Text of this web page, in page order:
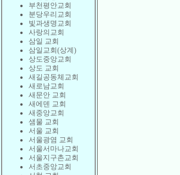
부천평안교회
분당우리교회
빛과생명교회
사랑의교회
삼일 교회
삼일교회(상계)
상도중앙교회
상도 교회
새길공동체교회
새로남교회
새문안 교회
새에덴 교회
새중앙교회
샘물 교회
서울 교회
서울광염 교회
서울서마나교회
서울지구촌교회
서초중앙교회